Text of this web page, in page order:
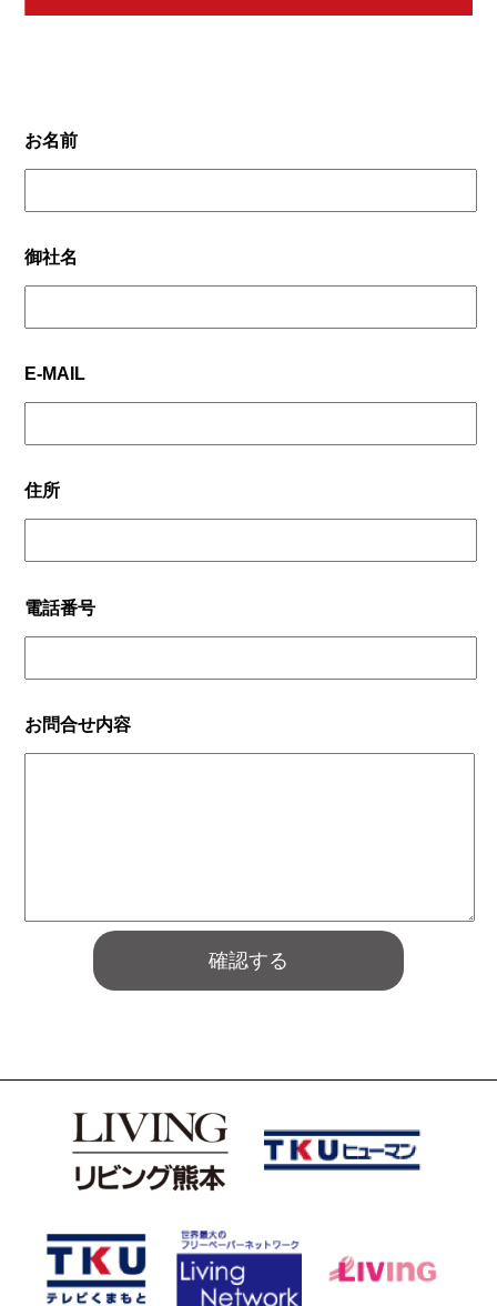
お名前
御社名
E-MAIL
住所
電話番号
お問合せ内容